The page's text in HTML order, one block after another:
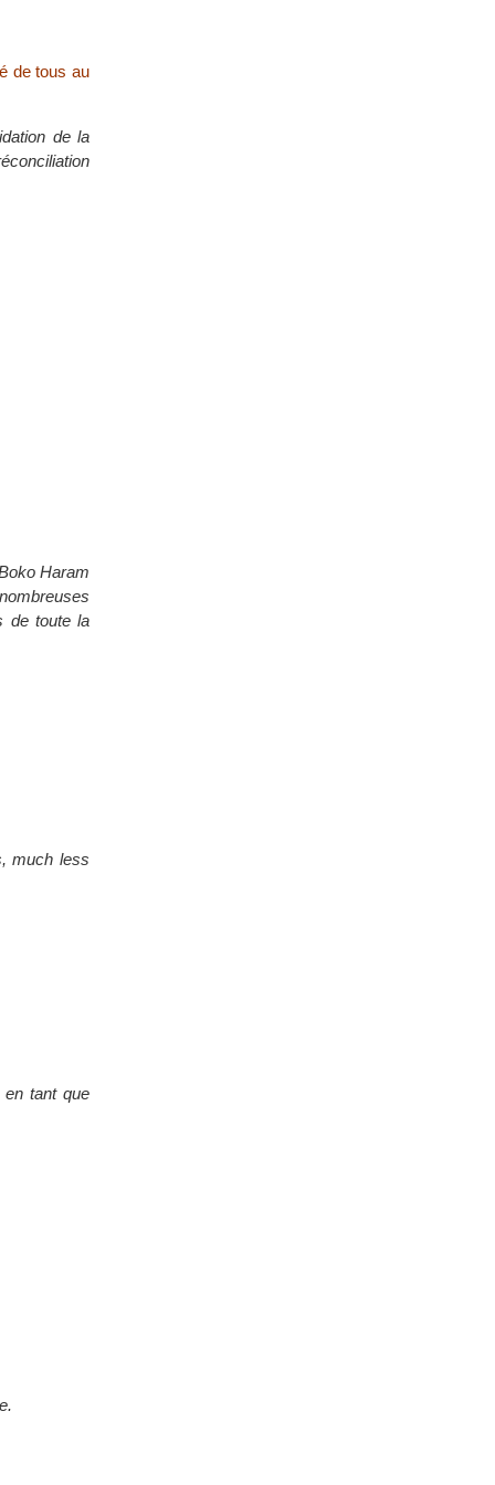
de tous au
de la
Haram
de toute la
much less
en tant que